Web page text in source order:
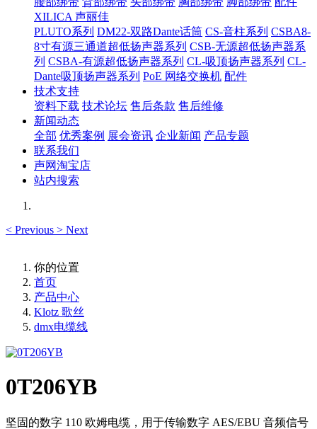
XILICA 声丽佳
PLUTO系列 DM22-双路Dante话筒 CS-音柱系列 CSBA8-
8寸有源三通道超低扬声器系列 CSB-无源超低扬声器系
列 CSBA-有源超低扬声器系列 CL-吸顶扬声器系列 CL-
Dante吸顶扬声器系列 PoE 网络交换机 配件
技术支持
资料下载 技术论坛 售后条款 售后维修
新闻动态
全部 优秀案例 展会资讯 企业新闻 产品专题
联系我们
声网淘宝店
站内搜索
< Previous > Next
你的位置
首页
产品中心
Klotz 歌丝
dmx电缆线
0T206YB
坚固的数字 110 欧姆电缆，用于传输数字 AES/EBU 音频信号